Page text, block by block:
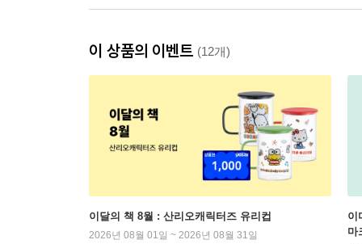
이 상품의 이벤트 (12개)
이달의 책 8월 : 산리오캐릭터즈 유리컵
2026년 08월 01일 ~ 2026년 08월 31일
이
마